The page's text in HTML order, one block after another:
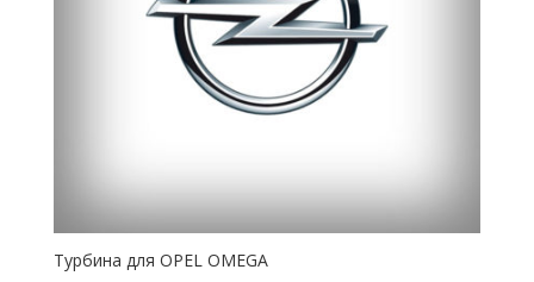
Турбина для OPEL OMEGA